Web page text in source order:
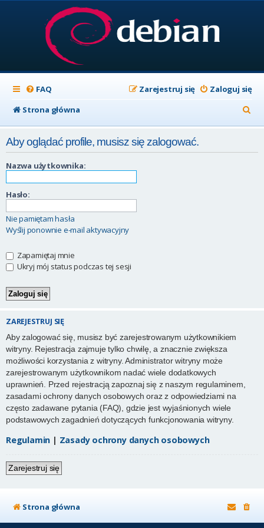
FAQ Zaloguj się
Zarejestruj się
Strona główna
z
Aby oglądać profile, musisz się zalogować.
Nazwa użytkownika:
Hasło:
Nie pamiętam hasła
Wyślij ponownie e-mail aktywacyjny
Zapamiętaj mnie
Ukryj mój status podczas tej sesji
ZAREJESTRUJ SIĘ
Aby zalogować się, musisz być zarejestrowanym użytkownikiem
witryny. Rejestracja zajmuje tylko chwilę, a znacznie zwiększa
możliwości korzystania z witryny. Administrator witryny może
zarejestrowanym użytkownikom nadać wiele dodatkowych
uprawnień. Przed rejestracją zapoznaj się z naszym regulaminem,
zasadami ochrony danych osobowych oraz z odpowiedziami na
często zadawane pytania (FAQ), gdzie jest wyjaśnionych wiele
podstawowych zagadnień dotyczących funkcjonowania witryny.
Regulamin | Zasady ochrony danych osobowych
Zarejestruj się
Strona główna